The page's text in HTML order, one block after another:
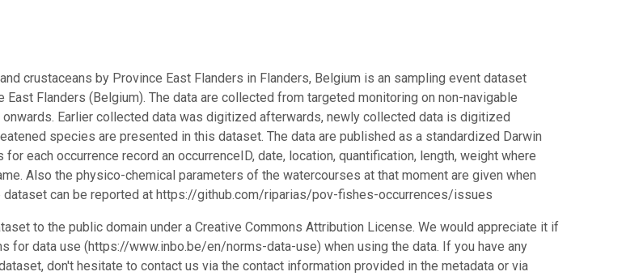
crustaceans by Province East Flanders in Flanders, Belgium is an sampling event dataset
East Flanders (Belgium). The data are collected from targeted monitoring on non-navigable
Earlier collected data was digitized afterwards, newly collected data is digitized
species are presented in this dataset. The data are published as a standardized Darwin
for each occurrence record an occurrenceID, date, location, quantification, length, weight where
Also the physico-chemical parameters of the watercourses at that moment are given when
dataset can be reported at https://github.com/riparias/pov-fishes-occurrences/issues
to the public domain under a Creative Commons Attribution License. We would appreciate it if
for data use (https://www.inbo.be/en/norms-data-use) when using the data. If you have any
don't hesitate to contact us via the contact information provided in the metadata or via